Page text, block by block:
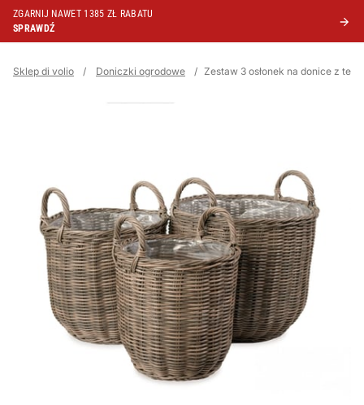
ZGARNIJ NAWET 1385 ZŁ RABATU
SPRAWDŹ
Sklep di volio / Doniczki ogrodowe / Zestaw 3 osłonek na donice z